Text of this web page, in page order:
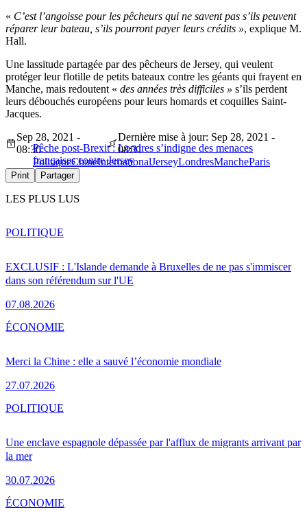
« C’est l’angoisse pour les pêcheurs qui ne savent pas s’ils peuvent
réparer leur bateau, s’ils pourront payer leurs crédits », explique M.
Hall.
Une lassitude partagée par des pêcheurs de Jersey, qui veulent
protéger leur flotille de petits bateaux contre les géants qui frayent en
Manche, mais redoutent « des années très difficiles » s’ils perdent
leurs débouchés européens pour leurs homards et coquilles Saint-
Jacques.
Pêche post-Brexit : Londres s’indigne des menaces
françaises contre Jersey
Sep 28, 2021 -
08:30
Dernière mise à jour: Sep 28, 2021 -
08:31
PolitiqueChineInternationalJerseyLondresMancheParis
Print Partager
LES PLUS LUS
EXCLUSIF : L'Islande demande à Bruxelles de ne pas s'immiscer
dans son référendum sur l'UE
07.08.2026
POLITIQUE
Merci la Chine : elle a sauvé l’économie mondiale
27.07.2026
ÉCONOMIE
Une enclave espagnole dépassée par l'afflux de migrants arrivant par
la mer
30.07.2026
POLITIQUE
ÉCONOMIE